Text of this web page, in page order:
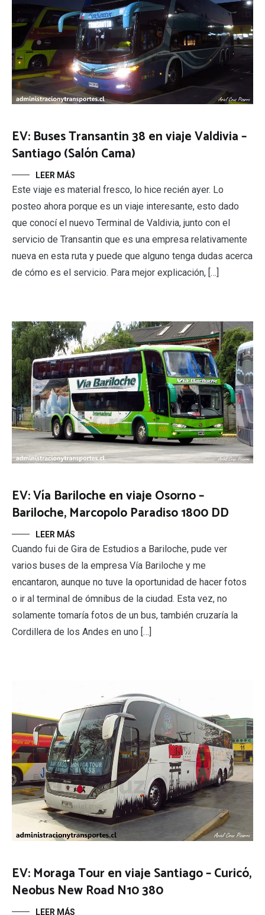
EV: Buses Transantin 38 en viaje Valdivia –
Santiago (Salón Cama)
LEER MÁS
Este viaje es material fresco, lo hice recién ayer. Lo
posteo ahora porque es un viaje interesante, esto dado
que conocí el nuevo Terminal de Valdivia, junto con el
servicio de Transantin que es una empresa relativamente
nueva en esta ruta y puede que alguno tenga dudas acerca
de cómo es el servicio. Para mejor explicación, […]
EV: Vía Bariloche en viaje Osorno –
Bariloche, Marcopolo Paradiso 1800 DD
LEER MÁS
Cuando fui de Gira de Estudios a Bariloche, pude ver
varios buses de la empresa Vía Bariloche y me
encantaron, aunque no tuve la oportunidad de hacer fotos
o ir al terminal de ómnibus de la ciudad. Esta vez, no
solamente tomaría fotos de un bus, también cruzaría la
Cordillera de los Andes en uno […]
EV: Moraga Tour en viaje Santiago – Curicó,
Neobus New Road N10 380
LEER MÁS